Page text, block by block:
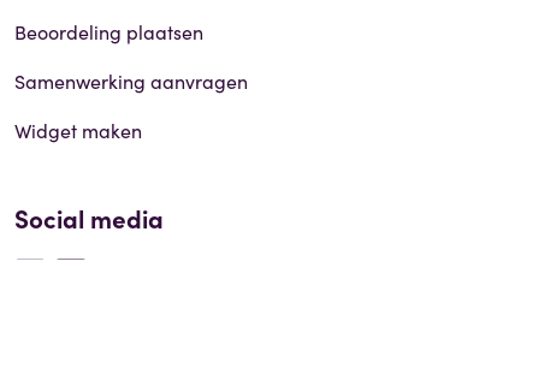
Beoordeling plaatsen
Samenwerking aanvragen
Widget maken
Social media